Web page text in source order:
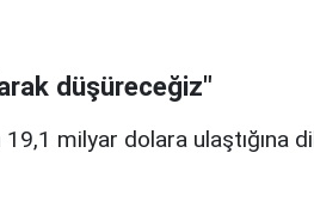
düşüreceğiz"
milyar dolara ulaştığına